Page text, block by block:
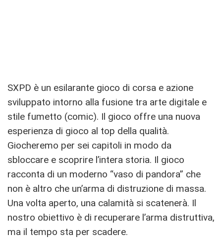
SXPD è un esilarante gioco di corsa e azione
sviluppato intorno alla fusione tra arte digitale e
stile fumetto (comic). Il gioco offre una nuova
esperienza di gioco al top della qualità.
Giocheremo per sei capitoli in modo da
sbloccare e scoprire l’intera storia. Il gioco
racconta di un moderno “vaso di pandora” che
non è altro che un’arma di distruzione di massa.
Una volta aperto, una calamità si scatenerà. Il
nostro obiettivo è di recuperare l’arma distruttiva,
ma il tempo sta per scadere.